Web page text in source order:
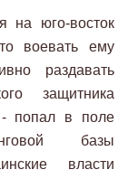
на юго-восток
воевать ему
раздавать
защитника
попал в поле
базы
власти